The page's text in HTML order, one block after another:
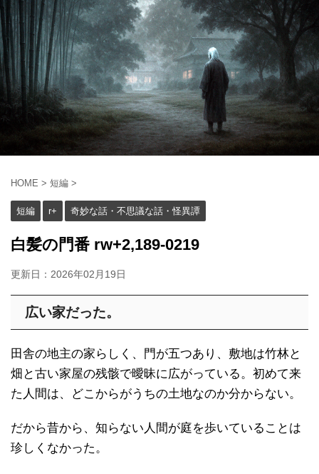
HOME > 短編 >
短編 r+ 奇妙な話・不思議な話・怪異譚
白髪の門番 rw+2,189-0219
更新日： 2026年02月19日
広い家だった。
田舎の地主の家らしく、門が五つあり、敷地は竹林と
畑と古い家屋の残骸で曖昧に広がっている。初めて来
た人間は、どこからがうちの土地なのか分からない。
だから昔から、知らない人間が庭を歩いていることは
珍しくなかった。